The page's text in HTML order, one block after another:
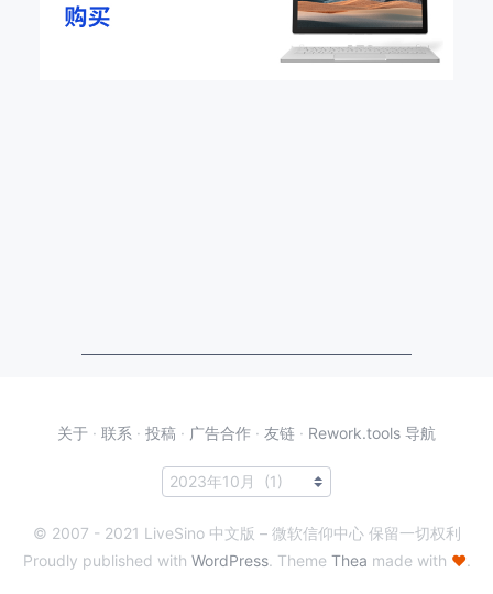
关于 · 联系 · 投稿 · 广告合作 · 友链 · Rework.tools 导航
© 2007 - 2021 LiveSino 中文版 – 微软信仰中心 保留一切权利
Proudly published with WordPress. Theme Thea made with ♥.